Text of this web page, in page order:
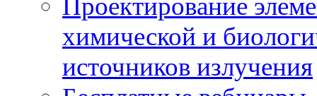
химической и
источников излучения